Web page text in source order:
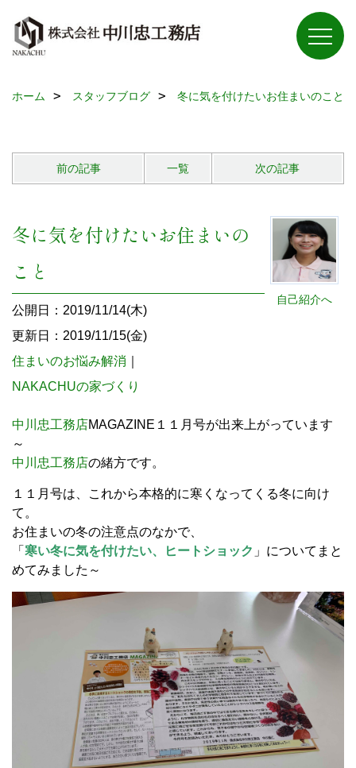
ホーム スタッフブログ 冬に気を付けたいお住まいのこと
前の記事 一覧 次の記事
自己紹介へ
冬に気を付けたいお住まいの
こと
公開日：2019/11/14(木)
更新日：2019/11/15(金)
住まいのお悩み解消
NAKACHUの家づくり
中川忠工務店MAGAZINE１１月号が出来上がっています
～
中川忠工務店の緒方です。
１１月号は、これから本格的に寒くなってくる冬に向け
て。
お住まいの冬の注意点のなかで、
「 寒い冬に気を付けたい、ヒートショック 」についてまと
めてみました～